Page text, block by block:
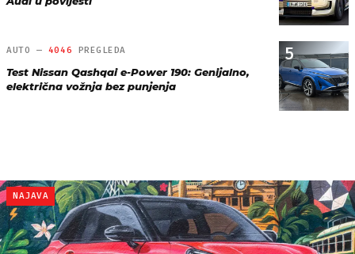
5
AUTO — 4046 PREGLEDA
Test Nissan Qashqai e-Power 190: Genijalno,
električna vožnja bez punjenja
NAJAVA